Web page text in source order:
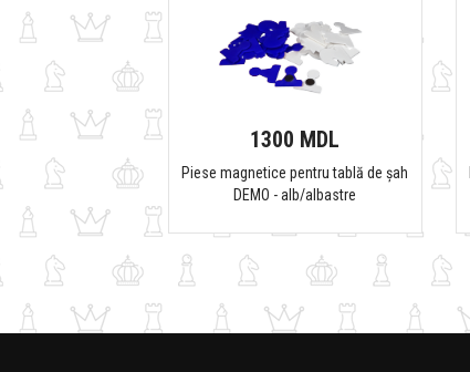
1300 MDL
Piese magnetice pentru tablă de șah
DEMO - alb/albastre